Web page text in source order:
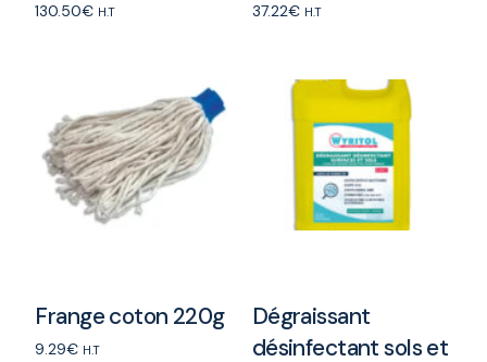
130.50€ H.T 37.22€ H.T
Frange coton 220g
9.29€ H.T
Dégraissant
désinfectant sols et